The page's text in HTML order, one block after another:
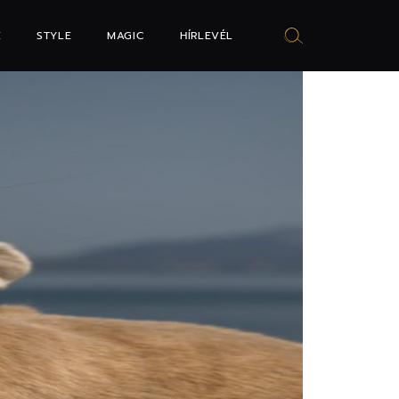
STYLE MAGIC HÍRLEVÉL